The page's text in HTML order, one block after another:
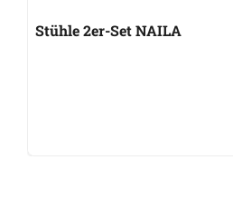
Stühle 2er-Set NAILA